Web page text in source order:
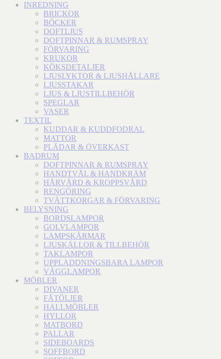
INREDNING
BRICKOR
BÖCKER
DOFTLJUS
DOFTPINNAR & RUMSPRAY
FÖRVARING
KRUKOR
KÖKSDETALJER
LJUSLYKTOR & LJUSHÅLLARE
LJUSSTAKAR
LJUS & LJUSTILLBEHÖR
SPEGLAR
VASER
TEXTIL
KUDDAR & KUDDFODRAL
MATTOR
PLÄDAR & ÖVERKAST
BADRUM
DOFTPINNAR & RUMSPRAY
HANDTVÅL & HANDKRÄM
HÅRVÅRD & KROPPSVÅRD
RENGÖRING
TVÄTTKORGAR & FÖRVARING
BELYSNING
BORDSLAMPOR
GOLVLAMPOR
LAMPSKÄRMAR
LJUSKÄLLOR & TILLBEHÖR
TAKLAMPOR
UPPLADDNINGSBARA LAMPOR
VÄGGLAMPOR
MÖBLER
DIVANER
FÅTÖLJER
HALLMÖBLER
HYLLOR
MATBORD
PALLAR
SIDEBOARDS
SOFFBORD